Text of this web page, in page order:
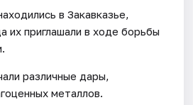
в Закавказье,
их приглашали в ходе борьбы
различные дары,
металлов.